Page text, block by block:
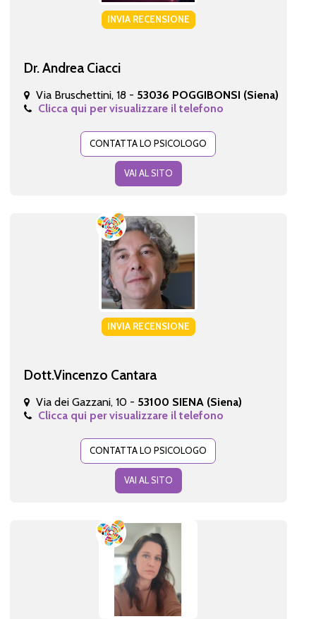
INVIA RECENSIONE
Dr. Andrea Ciacci
Via Bruschettini, 18 - 53036 POGGIBONSI (Siena)
Clicca qui per visualizzare il telefono
CONTATTA LO PSICOLOGO
VAI AL SITO
INVIA RECENSIONE
Dott.Vincenzo Cantara
Via dei Gazzani, 10 - 53100 SIENA (Siena)
Clicca qui per visualizzare il telefono
CONTATTA LO PSICOLOGO
VAI AL SITO